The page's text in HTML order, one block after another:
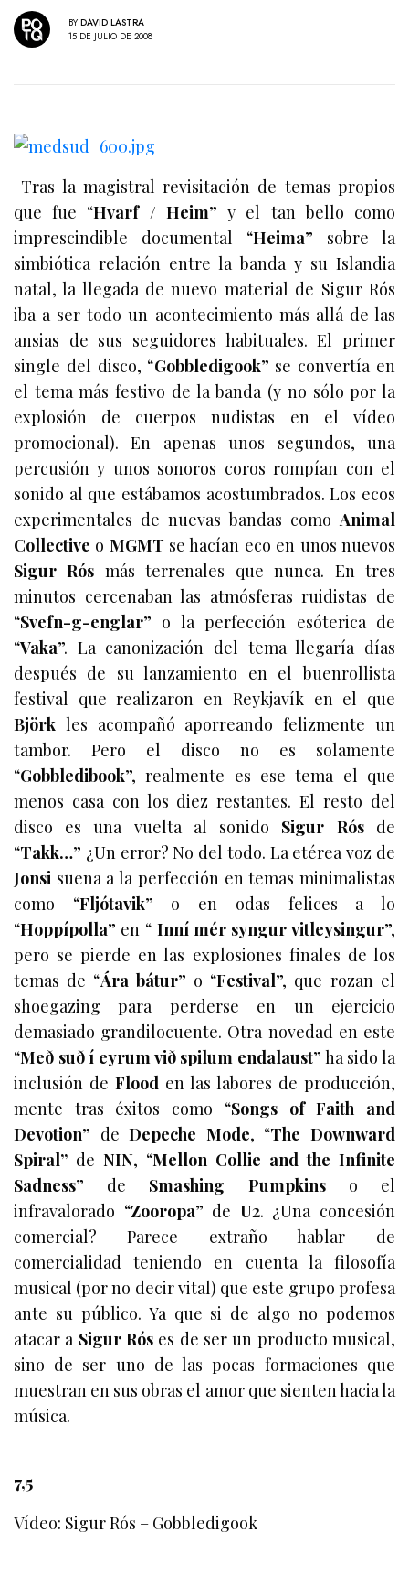
BY DAVID LASTRA
15 DE JULIO DE 2008
Tras la magistral revisitación de temas propios
que fue “Hvarf / Heim” y el tan bello como
imprescindible documental “Heima” sobre la
simbiótica relación entre la banda y su Islandia
natal, la llegada de nuevo material de Sigur Rós
iba a ser todo un acontecimiento más allá de las
ansias de sus seguidores habituales. El primer
single del disco, “Gobbledigook” se convertía en
el tema más festivo de la banda (y no sólo por la
explosión de cuerpos nudistas en el vídeo
promocional). En apenas unos segundos, una
percusión y unos sonoros coros rompían con el
sonido al que estábamos acostumbrados.Los ecos
experimentales de nuevas bandas como Animal
Collective o MGMT se hacían eco en unos nuevos
Sigur Rós más terrenales que nunca. En tres
minutos cercenaban las atmósferas ruidistas de
“Svefn-g-englar” o la perfección esóterica de
“Vaka”. La canonización del tema llegaría días
después de su lanzamiento en el buenrollista
festival que realizaron en Reykjavík en el que
Björk les acompañó aporreando felizmente un
tambor. Pero el disco no es solamente
“Gobbledibook”, realmente es ese tema el que
menos casa con los diez restantes. El resto del
disco es una vuelta al sonido Sigur Rósde
“Takk…” ¿Un error? No del todo. La etérea voz de
Jonsi suena a la perfección en temas minimalistas
como “Fljótavik” o en odas felices a lo
“Hoppípolla” en “ Inní mér syngur vitleysingur”,
pero se pierde en las explosiones finales de los
temas de “Ára bátur” o “Festival”, que rozan el
shoegazing para perderse en un ejercicio
demasiado grandilocuente. Otra novedad en este
“Með suð í eyrum við spilum endalaust” ha sido la
inclusión de Flood en las labores de producción,
mente tras éxitos como “Songs of Faith and
Devotion” deDepeche Mode, “The Downward
Spiral” de NIN, “Mellon Collie and the Infinite
Sadness” de Smashing Pumpkinso el
infravalorado “Zooropa” de U2. ¿Una concesión
comercial? Parece extraño hablar de
comercialidad teniendo en cuenta la filosofía
musical (por no decir vital) que este grupo profesa
ante su público. Ya que si de algo no podemos
atacar a Sigur Rós es de ser un producto musical,
sino de ser uno de las pocas formaciones que
muestran en sus obras el amor que sienten hacia la
música.
7,5
Vídeo: Sigur Rós – Gobbledigook